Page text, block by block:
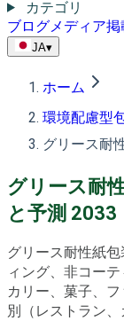
カテゴリ
ブログメディア掲
JA▾
ホーム
環境配慮型
グリース耐
グリース耐
と予測 2033
グリース耐性紙
ィング、非コー
カリー、菓子、
別（レストラン